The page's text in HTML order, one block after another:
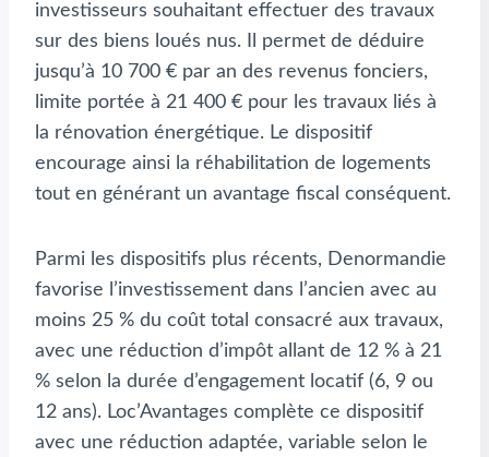
investisseurs souhaitant effectuer des travaux
sur des biens loués nus. Il permet de déduire
jusqu’à 10 700 € par an des revenus fonciers,
limite portée à 21 400 € pour les travaux liés à
la rénovation énergétique. Le dispositif
encourage ainsi la réhabilitation de logements
tout en générant un avantage fiscal conséquent.
Parmi les dispositifs plus récents, Denormandie
favorise l’investissement dans l’ancien avec au
moins 25 % du coût total consacré aux travaux,
avec une réduction d’impôt allant de 12 % à 21
% selon la durée d’engagement locatif (6, 9 ou
12 ans). Loc’Avantages complète ce dispositif
avec une réduction adaptée, variable selon le